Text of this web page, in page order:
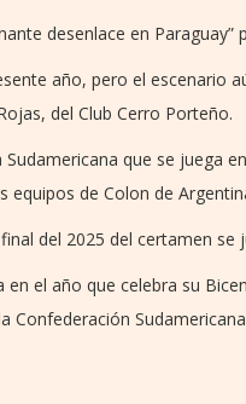
desenlace en Paraguay”
año, pero el escenario
del Club Cerro Porteño.
que se juega
de Colon de
del 2025 del certamen se
el año que celebra su
Confederación